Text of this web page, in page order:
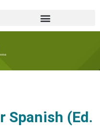
Spanish (Ed.